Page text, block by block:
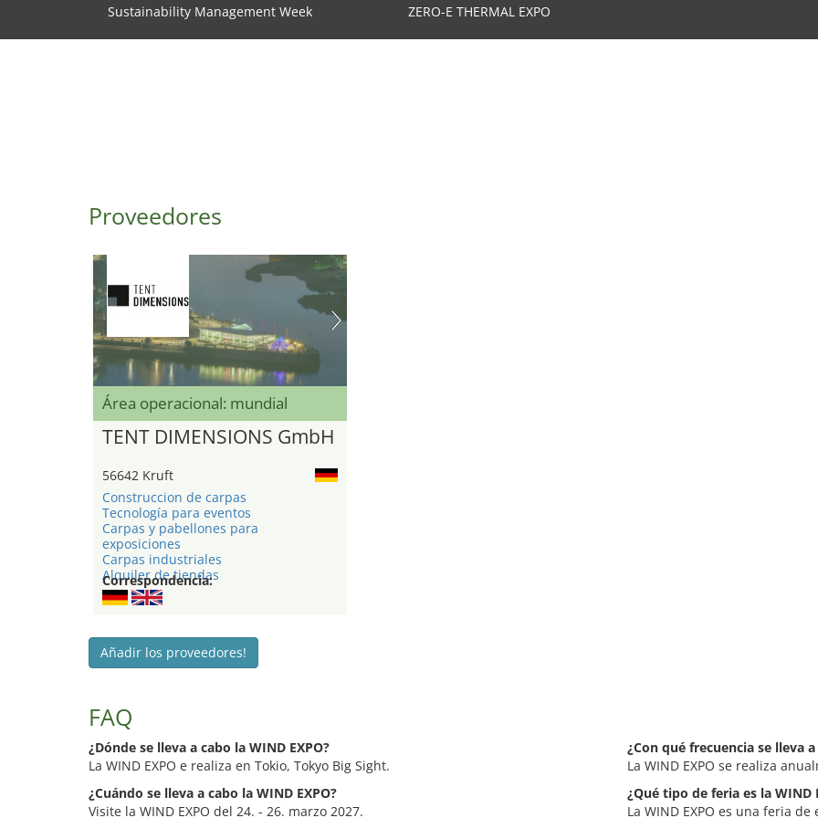
Sustainability Management Week ZERO-E THERMAL EXPO
Proveedores
Área operacional: mundial
TENT DIMENSIONS GmbH
56642 Kruft
Construccion de carpas
Tecnología para eventos
Carpas y pabellones para
exposiciones
Carpas industriales
Alquiler de tiendas
Correspondencia:
Añadir los proveedores!
FAQ
¿Dónde se lleva a cabo la WIND EXPO?
La WIND EXPO e realiza en Tokio, Tokyo Big Sight.
¿Cuándo se lleva a cabo la WIND EXPO?
Visite la WIND EXPO del 24. - 26. marzo 2027.
¿Con qué frecuencia se lleva
La WIND EXPO se realiza
¿Qué tipo de feria es la WIND
La WIND EXPO es una feria